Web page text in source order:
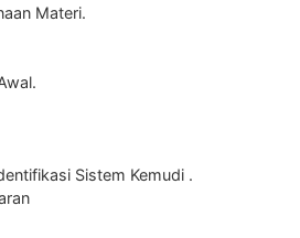
Materi.
Sistem Kemudi .